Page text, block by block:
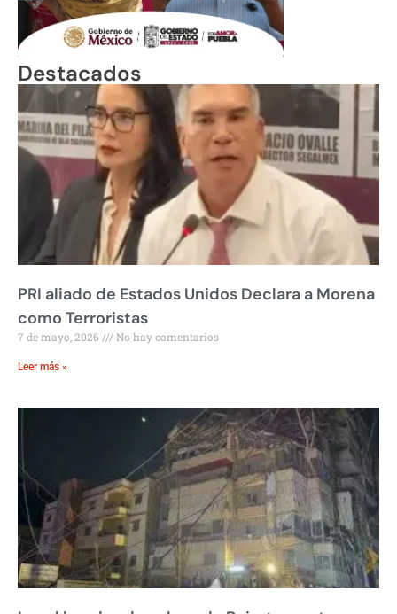
Destacados
PRI aliado de Estados Unidos Declara a Morena
como Terroristas
7 de mayo, 2026 No hay comentarios
Leer más »